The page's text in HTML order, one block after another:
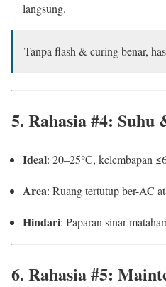
langsung.
Tanpa flash & curing benar,
5. Rahasia #4:
Ideal: 20–25°C, kelembapan
Area: Ruang tertutup ber-AC
Hindari: Paparan sinar
6. Rahasia #5: